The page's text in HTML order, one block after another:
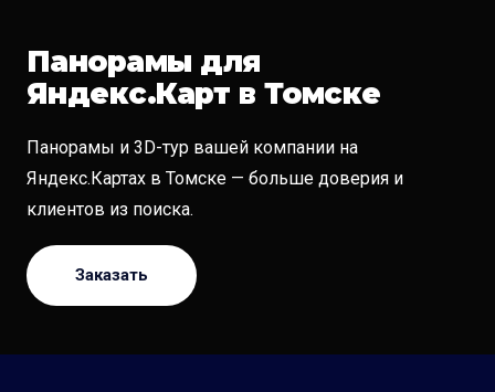
Панорамы для
Яндекс.Карт в Томске
Панорамы и 3D-тур вашей компании на
Яндекс.Картах в Томске — больше доверия и
клиентов из поиска.
Заказать